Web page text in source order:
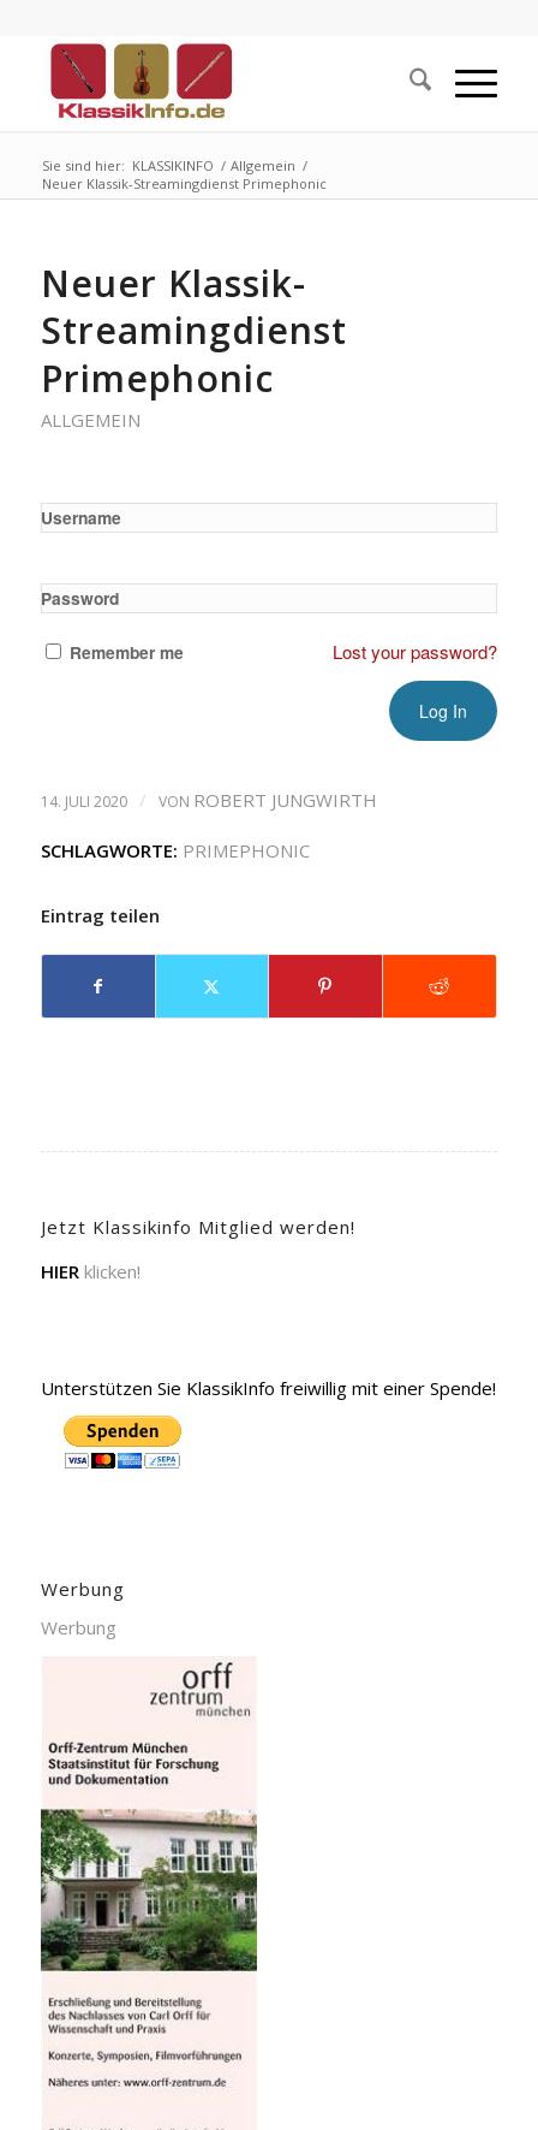
Sie sind hier: KLASSIKINFO / Allgemein /
Neuer Klassik-Streamingdienst Primephonic
Neuer Klassik-
Streamingdienst
Primephonic
ALLGEMEIN
Username
Password
Remember me Lost your password?
14. JULI 2020 / VON ROBERT JUNGWIRTH
SCHLAGWORTE: PRIMEPHONIC
Eintrag teilen
Jetzt Klassikinfo Mitglied werden!
HIER klicken!
Unterstützen Sie KlassikInfo freiwillig mit einer Spende!
Werbung
Werbung